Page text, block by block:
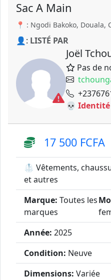
Sac A Main
📍 : Ngodi Bakoko, Douala,
👤: LISTÉ PAR
Joël
Pas de
💀
17 500 FCFA
🥼 Vêtements,
et autres
Marque: Toutes les
marques
Année: 2025
Condition: Neuve
Dimensions: Variée